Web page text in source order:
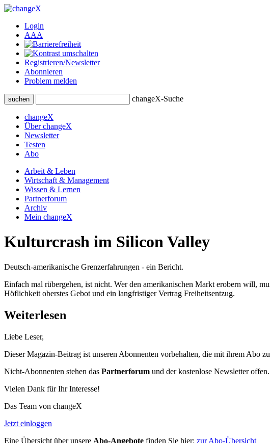
Login
AAA
Registrieren/Newsletter
Abonnieren
Problem melden
suchen changeX-Suche
changeX
Über changeX
Newsletter
Testen
Abo
Arbeit & Leben
Wirtschaft & Management
Wissen & Lernen
Partnerforum
Archiv
Mein changeX
Kulturcrash im Silicon Valley
Deutsch-amerikanische Grenzerfahrungen - ein Bericht.
Einfach mal rübergehen, ist nicht. Wer den amerikanischen Markt erobern will,
Höflichkeit oberstes Gebot und ein langfristiger Vertrag Freiheitsentzug.
Weiterlesen
Liebe Leser,
Dieser Magazin-Beitrag ist unseren Abonnenten vorbehalten, die mit ihrem Abo
Nicht-Abonnenten stehen das Partnerforum und der kostenlose Newsletter
Vielen Dank für Ihr Interesse!
Das Team von changeX
Jetzt einloggen
Eine Übersicht über unsere Abo-Angebote finden Sie hier: zur Abo-Übersicht